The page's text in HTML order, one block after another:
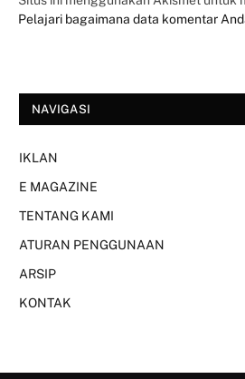
Pelajari bagaimana data komentar
NAVIGASI
IKLAN
E MAGAZINE
TENTANG KAMI
ATURAN PENGGUNAAN
ARSIP
KONTAK